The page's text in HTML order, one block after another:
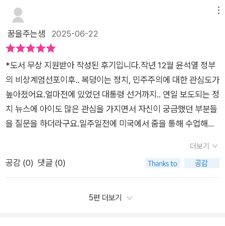
째장에는 앞서 읽은 내용을 보고나서 간단한 문제를 풀어볼 수 있
어요. 어휘, 내용 이해, 글쓰기까지 단계별 문제를 풀며 지식도 다
지고 문해력도 키우게 됩니다. 그리고 마지막으로 카톡형식으로
선생님과 학생들의 대화를 보며 기사와 관련된 정치 지식을 넓힐
수 있답니다.​2장 안에 초등학생 아이들이 이해하기 쉽도록 즐겁
게 써져 있어서 초등학교 3학년 인 우리딸도 어렵지 않게 읽고 흥
미로운 제목을 찾아 발췌해서 읽기 시작했어요.​​목차를 같이 살펴
보시면,1장 정치와 민주주의2장 나라 살림을 꾸리는 대통령과 정
부3장 국민을 대표하는 의회4장 옳고 그름을 판단하는 법원5장
될거 같아서 겁이 나실거 같기도 해요. 아이와 이렇게 어려운 분
야를 이야기 할 수 있을까? 아이가 이해나 제대로 할까? 하면서
말이죠.그런데 소제목으로 들어가면 정말 흥미로운 주제들이 많
고 아이들이 관심있어하고 전혀 몰랐던 분야에 관심이 생길 수 있
지면 좋겠어요.그럼 책내용도 살펴보고 읽어보겠습니다:)최신정
치 이슈들을 반영한 50개의 기사들이나와요.차례를 살펴보면 정
치와 민주주의,대통령과 정부, 의회,법원,정치외교1장-5장으
와 책을 읽어보면서이번 친절한 정치신문 책이 지금 초등 아이들
에게 정말 필요한 책이고 좋은책이라는것을 많이 느꼈어요.선생
님들이 집필을 해서 글내용을 아이들이 쉽게 읽을 수 있고 어려운
어휘들도 풀이가 되어있어서 좋았어요.기사의 해시태그가 책
에 있어서 중요한내용이 뭔지 알고 정치핵심어휘들을 배우고어
려운 용어는 어휘풀이에서!생각정리를 위한 내용체크코너를 통
해문해력을 키울 수 있네요.배경지식 플러스 정치 톡톡도 선생님
서 아이들이 많은 지식을 쌓을 수 있어요.아이가 뉴스에서 본 이
꿈을주는샘 2025-06-22
*도서 무상 지원받아 작성된 후기입니다.작년 12월 윤석열 정부
의 비상계엄선포이후.. 복덩이는 정치, 민주주의에 대한 관심도가
높아졌어요.얼마전에 있었던 대통령 선거까지.. 연일 보도되는 정
치 뉴스에 아이도 많은 관심을 가지면서 자신이 궁금했던 부분들
을 질문을 하더라구요.일주일전에 미국에서 줌을 통해 수업해주
에 대한 질문을 했고 함께 이야기를 나눴다는 이메일을 받아보고
.. 아.. 아이가 세상에 대한 눈이 넓어지고 있구나 싶었답니다.​사
실 저도 얼마전까지는 정치는 나와 무관하다고 생각하면서 살아
왔어요.정치인들은 다 똑 같다. 우리 국민은 바꿀 수 없다. 이런
더보기
공감 (0) 댓글 (0)
5편 더보기